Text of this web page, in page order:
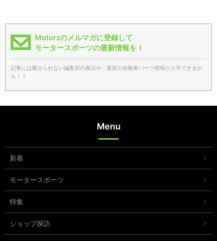
Motorzのメルマガに登録して
モータースポーツの最新情報を！
記事には載せられない編集部の裏話や、最新の自動車パーツ情報が入手できるか
も！？
Menu
新着
モータースポーツ
特集
ショップ探訪